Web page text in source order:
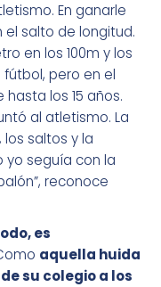
En ganarle
salto de longitud.
en los 100m y los
fútbol, pero en el
los 15 años.
al atletismo. La
saltos y la
yo seguía con la
reconoce
es
aquella huida
su colegio a los